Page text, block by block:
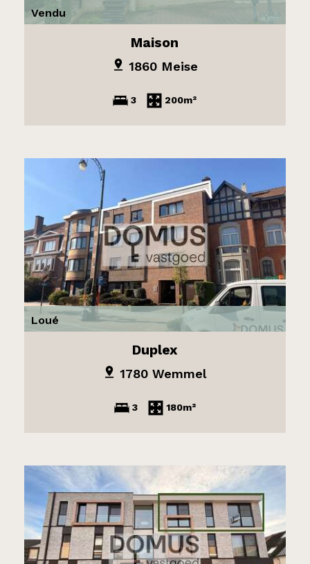
Vendu
Maison
1860 Meise
3 200m²
Loué
Duplex
1780 Wemmel
3 180m²